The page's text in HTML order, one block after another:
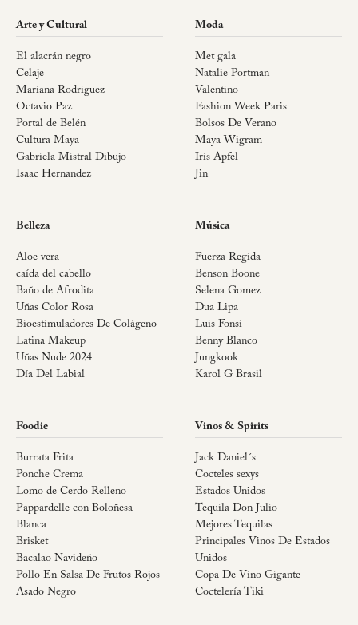
Arte y Cultural
El alacrán negro
Celaje
Mariana Rodriguez
Octavio Paz
Portal de Belén
Cultura Maya
Gabriela Mistral Dibujo
Isaac Hernandez
Moda
Met gala
Natalie Portman
Valentino
Fashion Week Paris
Bolsos De Verano
Maya Wigram
Iris Apfel
Jin
Belleza
Aloe vera
caída del cabello
Baño de Afrodita
Uñas Color Rosa
Bioestimuladores De Colágeno
Latina Makeup
Uñas Nude 2024
Día Del Labial
Música
Fuerza Regida
Benson Boone
Selena Gomez
Dua Lipa
Luis Fonsi
Benny Blanco
Jungkook
Karol G Brasil
Foodie
Burrata Frita
Ponche Crema
Lomo de Cerdo Relleno
Pappardelle con Boloñesa
Blanca
Brisket
Bacalao Navideño
Pollo En Salsa De Frutos Rojos
Asado Negro
Vinos & Spirits
Jack Daniel´s
Cocteles sexys
Estados Unidos
Tequila Don Julio
Mejores Tequilas
Principales Vinos De Estados
Unidos
Copa De Vino Gigante
Coctelería Tiki